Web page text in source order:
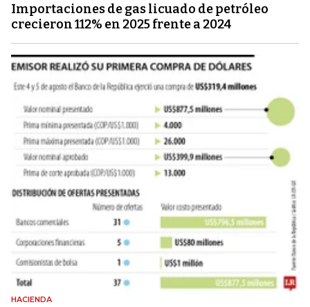
Importaciones de gas licuado de petróleo
crecieron 112% en 2025 frente a 2024
HACIENDA